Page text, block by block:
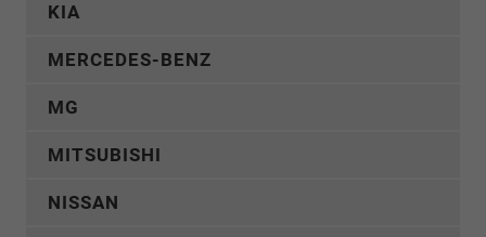
KIA
MERCEDES-BENZ
MG
MITSUBISHI
NISSAN